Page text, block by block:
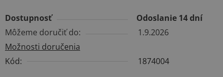
Dostupnosť
Odoslanie 14 dní
Môžeme doručiť do:
1.9.2026
Možnosti doručenia
Kód:
1874004